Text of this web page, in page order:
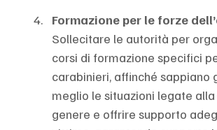
Formazione per le forze
Sollecitare le autorità per
corsi di formazione specifici
carabinieri, affinché sappiano
meglio le situazioni legate
genere e offrire supporto